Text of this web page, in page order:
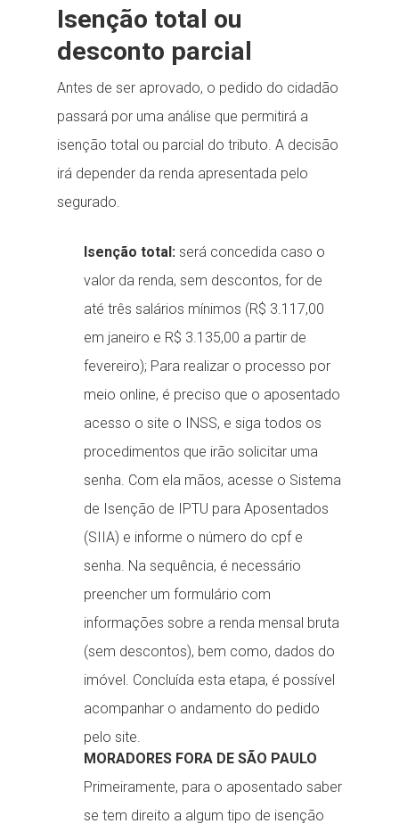
Isenção total ou
desconto parcial
Antes de ser aprovado, o pedido do cidadão
passará por uma análise que permitirá a
isenção total ou parcial do tributo. A decisão
irá depender da renda apresentada pelo
segurado.
Isenção total: será concedida caso o
valor da renda, sem descontos, for de
até três salários mínimos (R$ 3.117,00
em janeiro e R$ 3.135,00 a partir de
fevereiro); Para realizar o processo por
meio online, é preciso que o aposentado
acesso o site o INSS, e siga todos os
procedimentos que irão solicitar uma
senha. Com ela mãos, acesse o Sistema
de Isenção de IPTU para Aposentados
(SIIA) e informe o número do cpf e
senha. Na sequência, é necessário
preencher um formulário com
informações sobre a renda mensal bruta
(sem descontos), bem como, dados do
imóvel. Concluída esta etapa, é possível
acompanhar o andamento do pedido
pelo site.
MORADORES FORA DE SÃO PAULO
Primeiramente, para o aposentado saber
se tem direito a algum tipo de isenção